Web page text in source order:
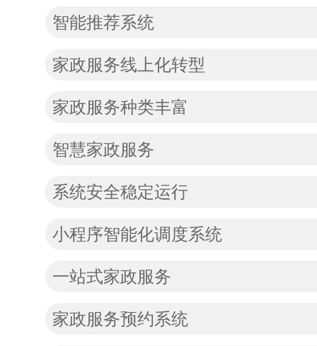
智能推荐系统
家政服务线上化转型
家政服务种类丰富
智慧家政服务
系统安全稳定运行
小程序智能化调度系统
一站式家政服务
家政服务预约系统